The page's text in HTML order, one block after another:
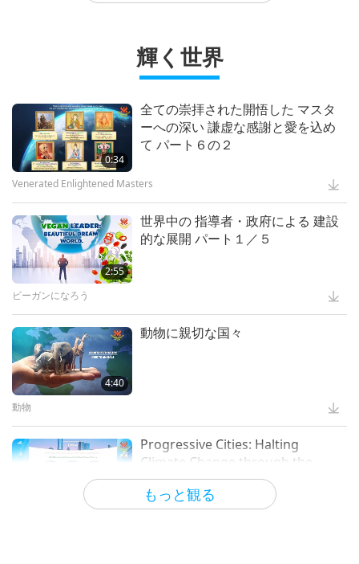
聖なる歌ー アイルランドの祝福の
歌
世界の文明の痕跡
輝く世界
もっと観る
0:34
全ての崇拝された開悟した マスタ
ーへの深い 謙虚な感謝と愛を込め
て パート６の２
Venerated Enlightened Masters
2:55
世界中の 指導者・政府による 建設
的な展開 パート１／５
ビーガンになろう
4:40
動物に親切な国々
動物
Progressive Cities: Halting
Climate Change through the
Plant Based Treaty, Part 1 of 2